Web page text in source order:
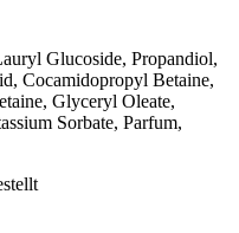
Glucoside, Propandiol,
Cocamidopropyl Betaine,
Glyceryl Oleate,
Sorbate, Parfum,